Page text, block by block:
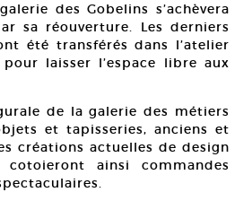
des Gobelins s’achèvera
sa réouverture. Les derniers
été transférés dans l’atelier
laisser l’espace libre aux
de la galerie des métiers
et tapisseries, anciens et
créations actuelles de design
ainsi commandes